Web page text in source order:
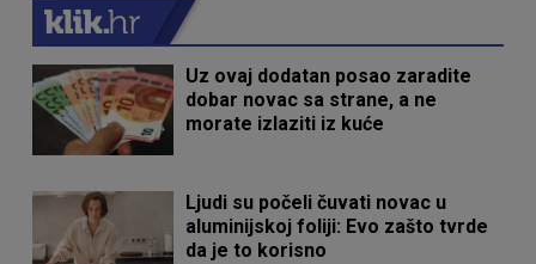
Uz ovaj dodatan posao zaradite
dobar novac sa strane, a ne
morate izlaziti iz kuće
Ljudi su počeli čuvati novac u
aluminijskoj foliji: Evo zašto tvrde
da je to korisno